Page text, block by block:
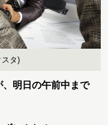
タ)
、明日の午前中まで